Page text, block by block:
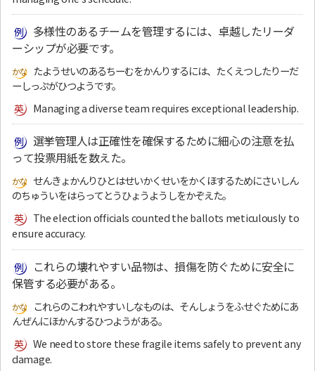
多様性のあるチームを管理するには、卓越したリーダ
ーシップが必要です。
たようせいのあるちーむをかんりするには、たくえつしたりーだ
ーしっぷがひつようです。
Managing a diverse team requires exceptional leadership.
選挙管理人は正確性を確保するために細心の注意を払
って投票用紙を数えた。
せんきょかんりひとはせいかくせいをかくほするためにさいしん
のちゅういをはらってとうひょうようしをかぞえた。
The election officials counted the ballots meticulously to
ensure accuracy.
これらの壊れやすい品物は、損傷を防ぐために安全に
保管する必要がある。
これらのこわれやすいしなものは、そんしょうをふせぐためにあ
んぜんにほかんするひつようがある。
We need to store these fragile items safely to prevent any
damage.